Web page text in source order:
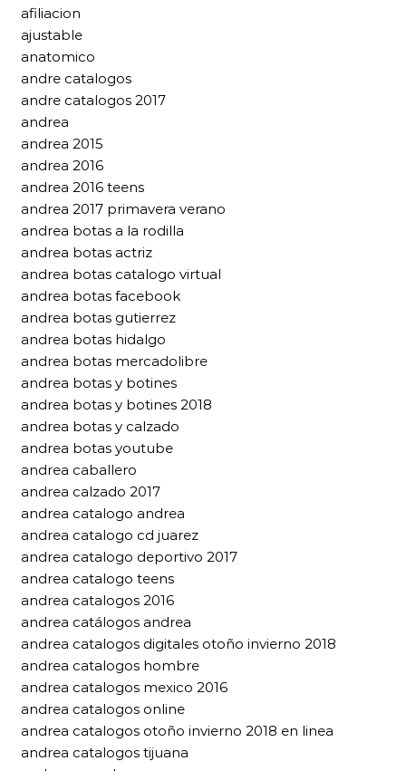
afiliacion
ajustable
anatomico
andre catalogos
andre catalogos 2017
andrea
andrea 2015
andrea 2016
andrea 2016 teens
andrea 2017 primavera verano
andrea botas a la rodilla
andrea botas actriz
andrea botas catalogo virtual
andrea botas facebook
andrea botas gutierrez
andrea botas hidalgo
andrea botas mercadolibre
andrea botas y botines
andrea botas y botines 2018
andrea botas y calzado
andrea botas youtube
andrea caballero
andrea calzado 2017
andrea catalogo andrea
andrea catalogo cd juarez
andrea catalogo deportivo 2017
andrea catalogo teens
andrea catalogos 2016
andrea catálogos andrea
andrea catalogos digitales otoño invierno 2018
andrea catalogos hombre
andrea catalogos mexico 2016
andrea catalogos online
andrea catalogos otoño invierno 2018 en linea
andrea catalogos tijuana